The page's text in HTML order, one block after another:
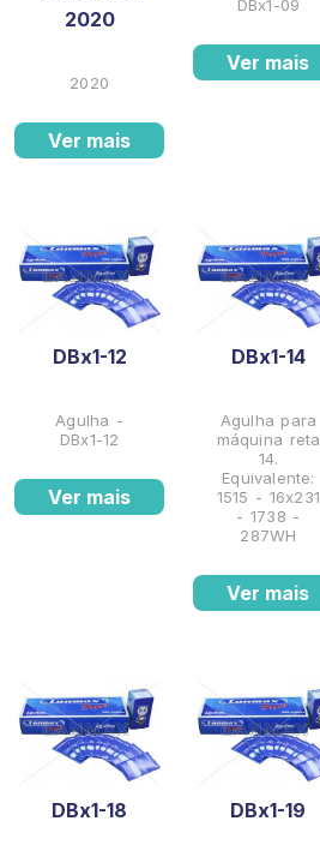
2020
2020
Ver mais
DBx1-09
Ver mais
DBx1-12
Agulha -
DBx1-12
Ver mais
DBx1-14
Agulha para
máquina reta
14.
Equivalente:
1515 - 16x231
- 1738 -
287WH
Ver mais
DBx1-18 DBx1-19